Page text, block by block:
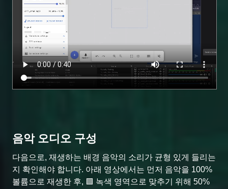
음악 오디오 구성
다음으로, 재생하는 배경 음악의 소리가 균형 있게 들리는
지 확인해야 합니다. 아래 영상에서는 먼저 음악을 100%
볼륨으로 재생한 후, 🟩 녹색 영역으로 맞추기 위해 50%